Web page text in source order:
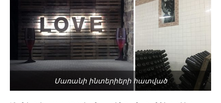
Մառանի ինտերիերի հատված